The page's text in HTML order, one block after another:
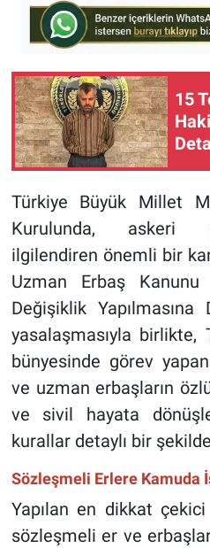
15
Türkiye Büyük Millet
Kurulunda, askeri
ilgilendiren önemli bir
Uzman Erbaş
Değişiklik
yasalaşmasıyla birlikte,
bünyesinde görev
ve uzman erbaşların
ve sivil hayata
kurallar detaylı bir
Sözleşmeli Erlere Kamuda
Yapılan en dikkat
sözleşmeli er ve